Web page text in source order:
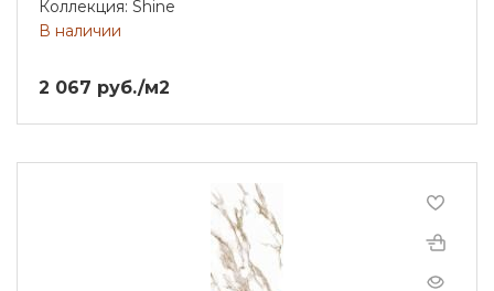
Коллекция: Shine
В наличии
2 067 руб./м2